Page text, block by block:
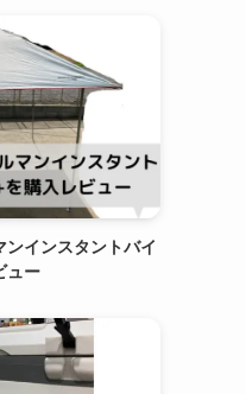
ンインスタントバイ
ュー